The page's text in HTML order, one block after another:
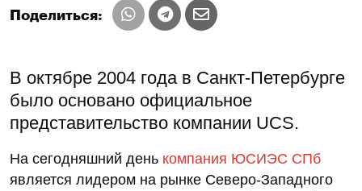
Поделиться:
В октябре 2004 года в Санкт-Петербурге
было основано официальное
представительство компании UCS.
На сегодняшний день компания ЮСИЭС СПб
является лидером на рынке Северо-Западного